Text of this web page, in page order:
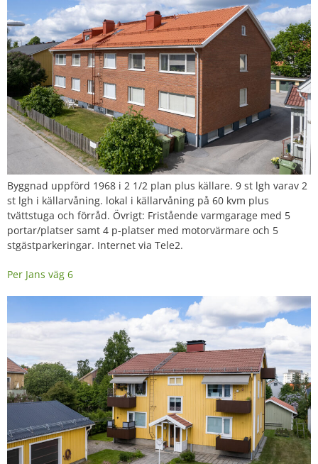
Byggnad uppförd 1968 i 2 1/2 plan plus källare. 9 st lgh varav 2
st lgh i källarvåning. lokal i källarvåning på 60 kvm plus
tvättstuga och förråd. Övrigt: Fristående varmgarage med 5
portar/platser samt 4 p-platser med motorvärmare och 5
stgästparkeringar. Internet via Tele2.
Per Jans väg 6